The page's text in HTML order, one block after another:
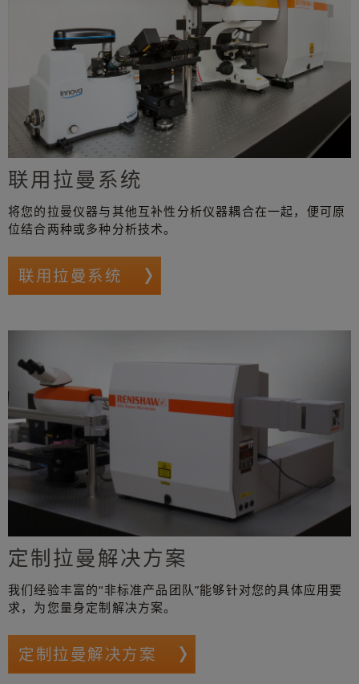
联用拉曼系统
将您的拉曼仪器与其他互补性分析仪器耦合在一起，便可原
位结合两种或多种分析技术。
联用拉曼系统
定制拉曼解决方案
我们经验丰富的“非标准产品团队”能够针对您的具体应用要
求，为您量身定制解决方案。
定制拉曼解决方案